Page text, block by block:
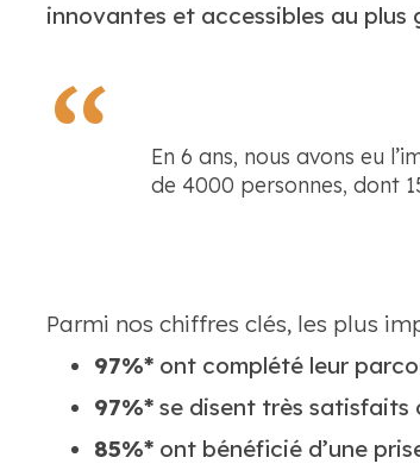
innovantes et accessibles au plus
En 6 ans, nous avons eu
de 4000 personnes, dont
Parmi nos chiffres clés, les plus
97%*ont complété leur
97%*se disent très satisfaits
85%*ont bénéficié d’une